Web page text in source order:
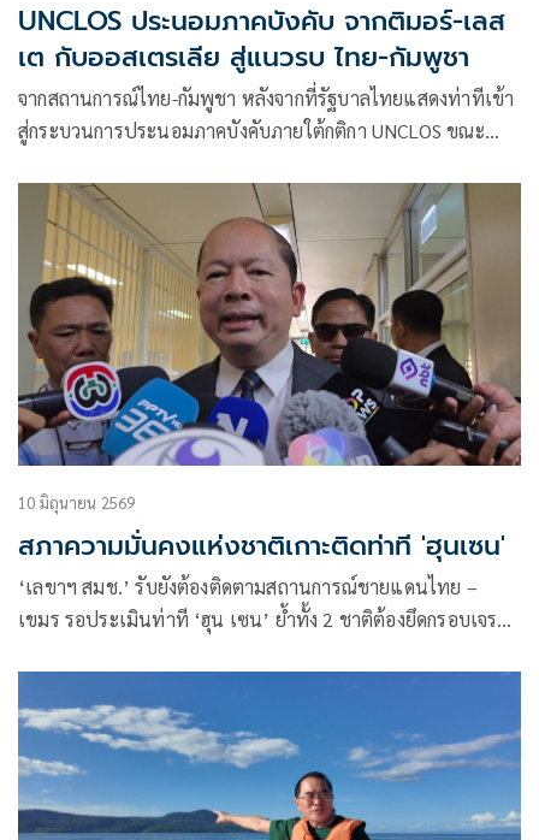
UNCLOS ประนอมภาคบังคับ จากติมอร์-เลส
เต กับออสเตรเลีย สู่แนวรบ ไทย-กัมพูชา
จากสถานการณ์ไทย-กัมพูชา หลังจากที่รัฐบาลไทยแสดงท่าทีเข้า
สู่กระบวนการประนอมภาคบังคับภายใต้กติกา UNCLOS ขณะ
10 มิถุนายน 2569
สภาความมั่นคงแห่งชาติเกาะติดท่าที 'ฮุนเซน'
‘เลขาฯ สมช.’ รับยังต้องติดตามสถานการณ์ชายแดนไทย –
เขมร รอประเมินท่าที ‘ฮุน เซน’ ย้ำทั้ง 2 ชาติต้องยึดกรอบเจรจา